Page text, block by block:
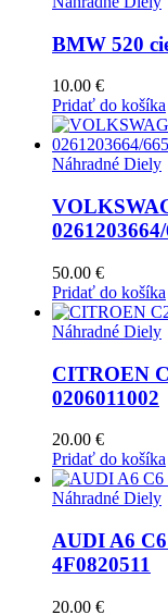
BMW 520
10.00 €
Pridať do košíka
Náhradné Diely
50.00 €
Pridať do košíka
Náhradné Diely
CITROEN
0206011002
20.00 €
Pridať do košíka
Náhradné Diely
AUDI A6
4F0820511
20.00 €